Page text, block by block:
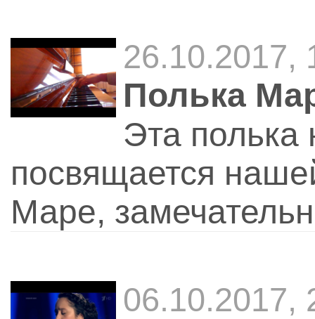
26.10.2017,
Полька
Эта
посвящается
Маре,
06.10.2017,